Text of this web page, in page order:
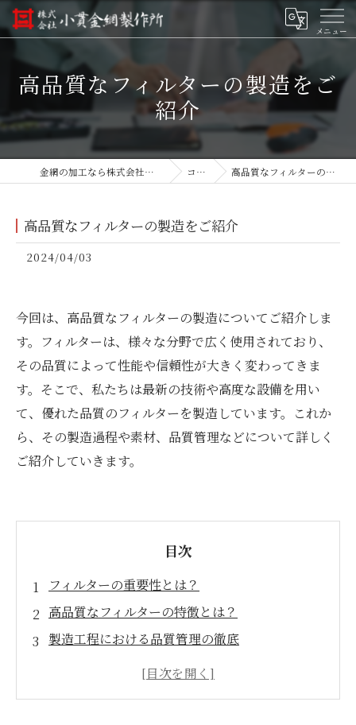
高品質なフィルターの製造をご
紹介
金網の加工なら株式会社小貫金網製作所 コラム 高品質なフィルターの製造をご紹介
高品質なフィルターの製造をご紹介
2024/04/03
今回は、高品質なフィルターの製造についてご紹介しま
す。フィルターは、様々な分野で広く使用されており、
その品質によって性能や信頼性が大きく変わってきま
す。そこで、私たちは最新の技術や高度な設備を用い
て、優れた品質のフィルターを製造しています。これか
ら、その製造過程や素材、品質管理などについて詳しく
ご紹介していきます。
目次
フィルターの重要性とは？
高品質なフィルターの特徴とは？
製造工程における品質管理の徹底
フィルターの種類と用途について